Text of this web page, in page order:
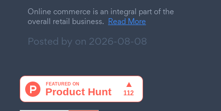
Online commerce is an integral part of the
overall retail business. Read More
Posted by on 2026-08-08